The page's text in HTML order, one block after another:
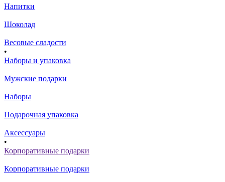
Напитки
Шоколад
Весовые сладости
•
Наборы и упаковка
Мужские подарки
Наборы
Подарочная упаковка
Аксессуары
•
Корпоративные подарки
Корпоративные подарки